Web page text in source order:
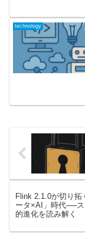
technology
Flink 2.1.0が切り
ータ×AI」時代──
的進化を読み解く